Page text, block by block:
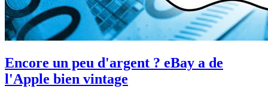
Encore un peu d'argent ? eBay a de
l'Apple bien vintage